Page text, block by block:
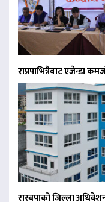
राप्रपाभित्रैबाट एजेन्डा
रास्वपाको जिल्ला